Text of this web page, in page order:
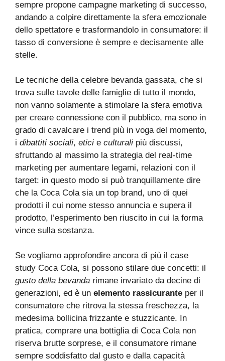
sempre propone campagne marketing di successo,
andando a colpire direttamente la sfera emozionale
dello spettatore e trasformandolo in consumatore: il
tasso di conversione è sempre e decisamente alle
stelle.
Le tecniche della celebre bevanda gassata, che si
trova sulle tavole delle famiglie di tutto il mondo,
non vanno solamente a stimolare la sfera emotiva
per creare connessione con il pubblico, ma sono in
grado di cavalcare i trend più in voga del momento,
i dibattiti sociali, etici e culturali più discussi,
sfruttando al massimo la strategia del real-time
marketing per aumentare legami, relazioni con il
target: in questo modo si può tranquillamente dire
che la Coca Cola sia un top brand, uno di quei
prodotti il cui nome stesso annuncia e supera il
prodotto, l’esperimento ben riuscito in cui la forma
vince sulla sostanza.
Se vogliamo approfondire ancora di più il case
study Coca Cola, si possono stilare due concetti: il
gusto della bevanda rimane invariato da decine di
generazioni, ed è un elemento rassicurante per il
consumatore che ritrova la stessa freschezza, la
medesima bollicina frizzante e stuzzicante. In
pratica, comprare una bottiglia di Coca Cola non
riserva brutte sorprese, e il consumatore rimane
sempre soddisfatto dal gusto e dalla capacità